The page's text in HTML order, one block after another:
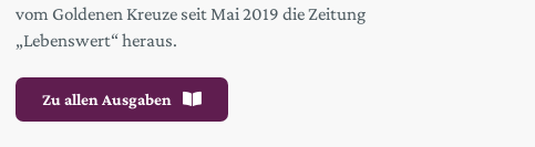
vom Goldenen Kreuze seit Mai 2019 die Zeitung
„Lebenswert“ heraus.
Zu allen Ausgaben